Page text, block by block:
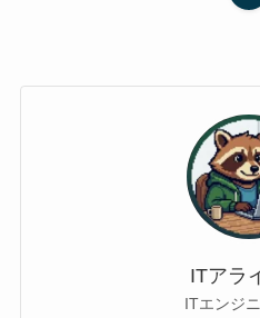
ITアラ
ITエンジ